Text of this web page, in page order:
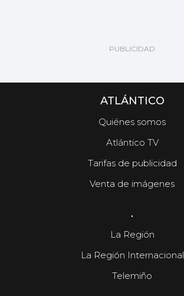
ATLÁNTICO
Quiénes somos
Atlántico TV
Tarifas de publicidad
Venta de imágenes
.
La Región
La Región Internacional
Telemiño